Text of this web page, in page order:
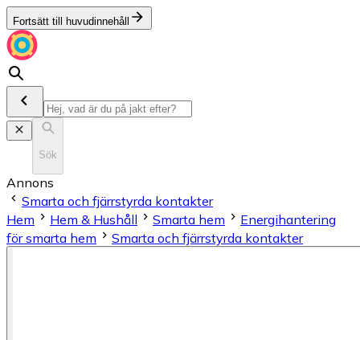
Fortsätt till huvudinnehåll
Sök
Annons
Smarta och fjärrstyrda kontakter
Hem
Hem & Hushåll Smarta hem
Energihantering
för smarta hem
Smarta och fjärrstyrda kontakter